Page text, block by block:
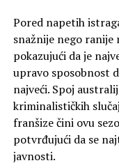
Pored napetih
snažnije nego ranije
pokazujući da je
upravo sposobnost
najveći. Spoj
kriminalističkih
franšize čini ovu
potvrđujući da se
javnosti.